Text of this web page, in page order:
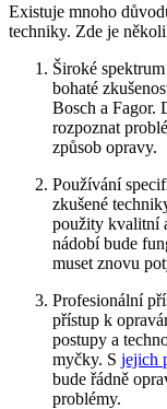
Existuje mnoho
techniky. Zde je
Široké
bohaté
Bosch a Fagor.
rozpoznat
způsob opravy.
Používání
zkušené
použity kvalitní
nádobí bude
muset znovu
Profesionální
přístup k
postupy a
myčky. S jejich
bude řádně
problémy.